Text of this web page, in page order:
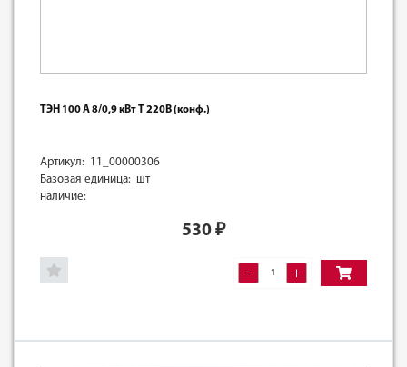
ТЭН 100 А 8/0,9 кВт Т 220В (конф.)
Артикул: 11_00000306
Базовая единица: шт
наличие:
530 ₽
- +